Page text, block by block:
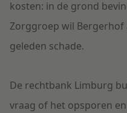
kosten: in de grond
Zorggroep wil
geleden schade.
De rechtbank Limburg
vraag of het opsporen